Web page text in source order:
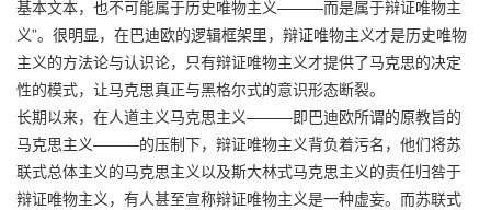
基本文本，也不可能属于历史唯物主义———而是属于辩证唯物主
义”。很明显，在巴迪欧的逻辑框架里，辩证唯物主义才是历史唯物
主义的方法论与认识论，只有辩证唯物主义才提供了马克思的决定
性的模式，让马克思真正与黑格尔式的意识形态断裂。
长期以来，在人道主义马克思主义———即巴迪欧所谓的原教旨的
马克思主义———的压制下，辩证唯物主义背负着污名，他们将苏
联式总体主义的马克思主义以及斯大林式马克思主义的责任归咎于
辩证唯物主义，有人甚至宣称辩证唯物主义是一种虚妄。而苏联式